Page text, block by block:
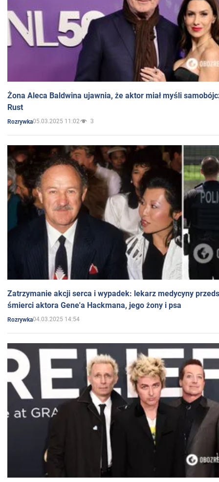
Żona Aleca Baldwina ujawnia, że aktor miał myśli
Rust
Rozrywka05.03.2025 11:02 3
Zatrzymanie akcji serca i wypadek: lekarz medycyny
śmierci aktora Gene'a Hackmana, jego żony i psa
Rozrywka04.03.2025 14:54